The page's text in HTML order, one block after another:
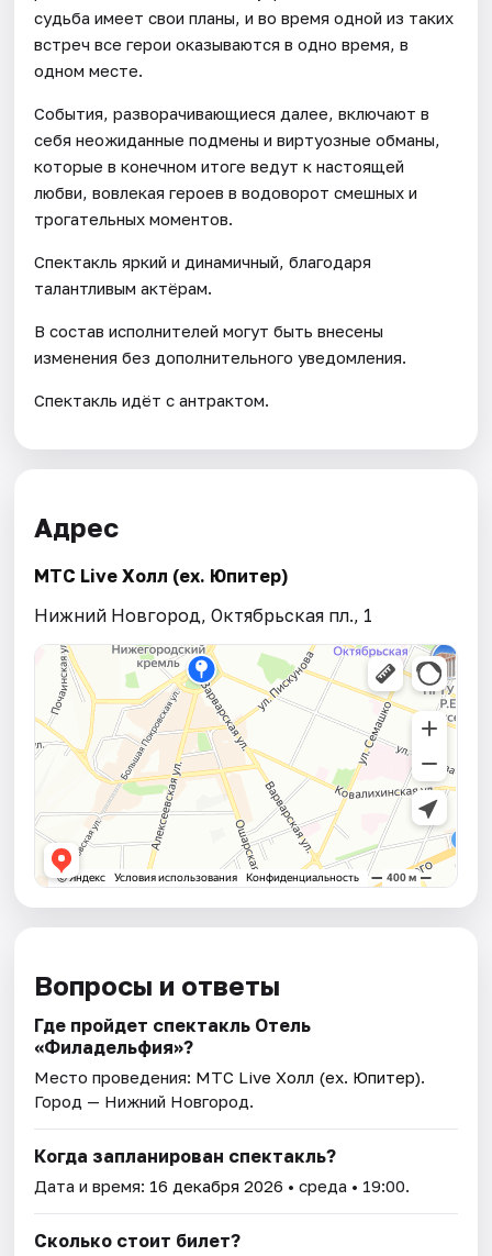
судьба имеет свои планы, и во время одной из таких
встреч все герои оказываются в одно время, в
одном месте.
События, разворачивающиеся далее, включают в
себя неожиданные подмены и виртуозные обманы,
которые в конечном итоге ведут к настоящей
любви, вовлекая героев в водоворот смешных и
трогательных моментов.
Спектакль яркий и динамичный, благодаря
талантливым актёрам.
В состав исполнителей могут быть внесены
изменения без дополнительного уведомления.
Спектакль идёт с антрактом.
Адрес
МТС Live Холл (ex. Юпитер)
Нижний Новгород, Октябрьская пл., 1
Вопросы и ответы
Где пройдет спектакль Отель
«Филадельфия»?
Место проведения: МТС Live Холл (ex. Юпитер).
Город — Нижний Новгород.
Когда запланирован спектакль?
Дата и время: 16 декабря 2026 • среда • 19:00.
Сколько стоит билет?